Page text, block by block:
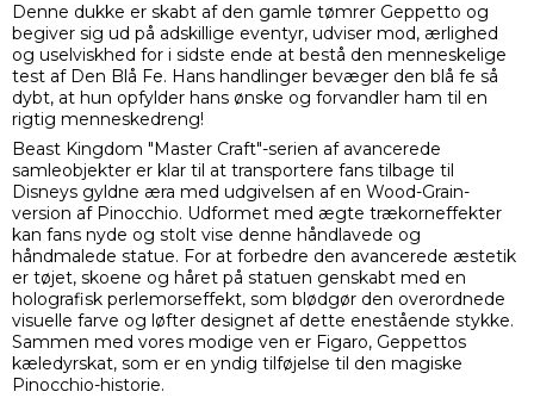
Denne dukke er skabt af den gamle tømrer Geppetto og
begiver sig ud på adskillige eventyr, udviser mod, ærlighed
og uselviskhed for i sidste ende at bestå den menneskelige
test af Den Blå Fe. Hans handlinger bevæger den blå fe så
dybt, at hun opfylder hans ønske og forvandler ham til en
rigtig menneskedreng!
Beast Kingdom "Master Craft"-serien af ​​avancerede
samleobjekter er klar til at transportere fans tilbage til
Disneys gyldne æra med udgivelsen af ​​en Wood-Grain-
version af Pinocchio. Udformet med ægte trækorneffekter
kan fans nyde og stolt vise denne håndlavede og
håndmalede statue. For at forbedre den avancerede æstetik
er tøjet, skoene og håret på statuen genskabt med en
holografisk perlemorseffekt, som blødgør den overordnede
visuelle farve og løfter designet af dette enestående stykke.
Sammen med vores modige ven er Figaro, Geppettos
kæledyrskat, som er en yndig tilføjelse til den magiske
Pinocchio-historie.